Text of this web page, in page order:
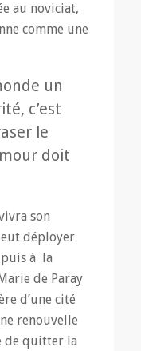
au noviciat,
comme une
un
c’est
le
doit
son
déployer
puis à la
de Paray
d’une cité
renouvelle
de quitter la